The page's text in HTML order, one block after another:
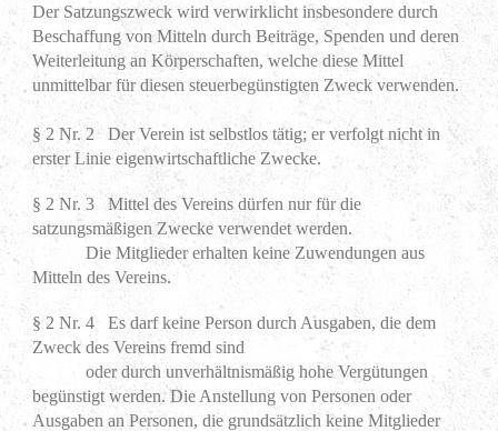
Der Satzungszweck wird verwirklicht insbesondere durch
Beschaffung von Mitteln durch Beiträge, Spenden und deren
Weiterleitung an Körperschaften, welche diese Mittel
unmittelbar für diesen steuerbegünstigten Zweck verwenden.
§ 2 Nr. 2 Der Verein ist selbstlos tätig; er verfolgt nicht in
erster Linie eigenwirtschaftliche Zwecke.
§ 2 Nr. 3 Mittel des Vereins dürfen nur für die
satzungsmäßigen Zwecke verwendet werden.
Die Mitglieder erhalten keine Zuwendungen aus
Mitteln des Vereins.
§ 2 Nr. 4 Es darf keine Person durch Ausgaben, die dem
Zweck des Vereins fremd sind
oder durch unverhältnismäßig hohe Vergütungen
begünstigt werden. Die Anstellung von Personen oder
Ausgaben an Personen, die grundsätzlich keine Mitglieder